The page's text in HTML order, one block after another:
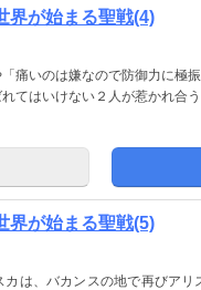
界が始まる聖戦(4)
痛いのは嫌なので防御力に極
てはいけない２人が惹かれ合
界が始まる聖戦(5)
は、バカンスの地で再びア